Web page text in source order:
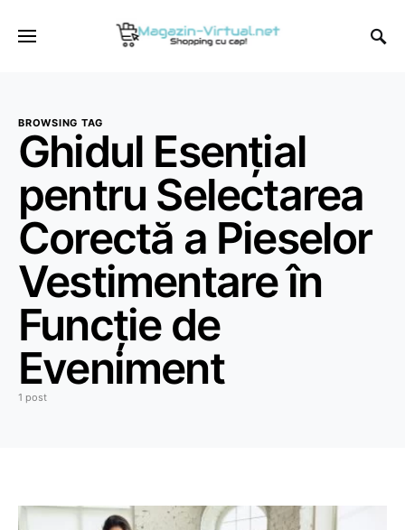
BROWSING TAG
Ghidul Esențial
pentru Selectarea
Corectă a Pieselor
Vestimentare în
Funcție de
Eveniment
1 post